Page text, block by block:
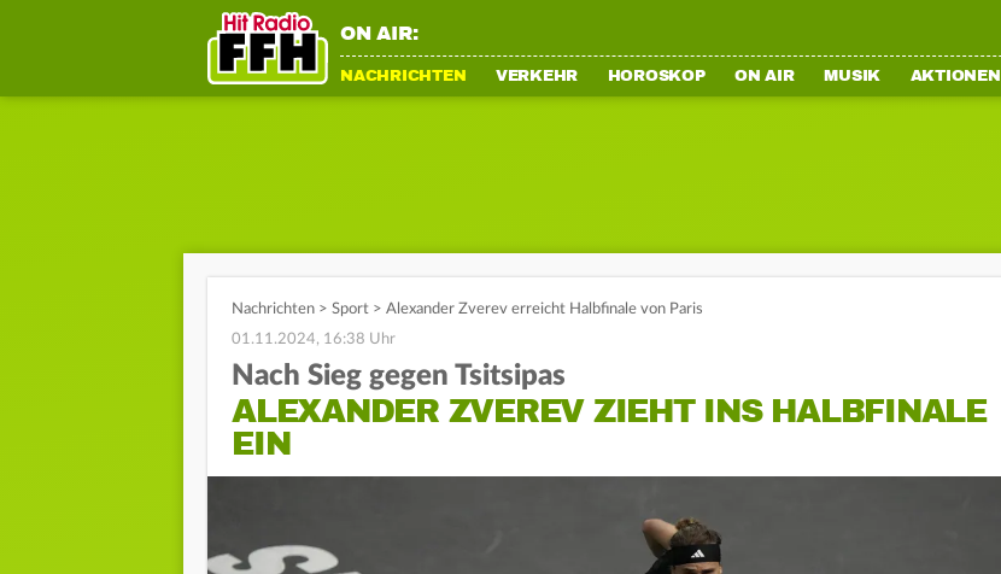
ON AIR:
NACHRICHTEN VERKEHR HOROSKOP ON AIR MUSIK AKTIONEN
Nachrichten > Sport > Alexander Zverev erreicht Halbfinale von Paris
01.11.2024, 16:38 Uhr
Nach Sieg gegen Tsitsipas
ALEXANDER ZVEREV ZIEHT INS HALBFINALE
EIN